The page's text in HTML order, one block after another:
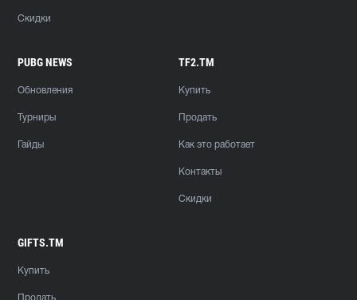
Скидки
PUBG NEWS
Обновления
Турниры
Гайды
TF2.TM
Купить
Продать
Как это работает
Контакты
Скидки
GIFTS.TM
Купить
Продать